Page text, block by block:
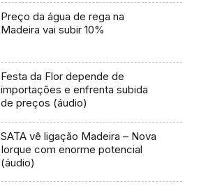
Preço da água de rega na
Madeira vai subir 10%
Festa da Flor depende de
importações e enfrenta subida
de preços (áudio)
SATA vê ligação Madeira – Nova
Iorque com enorme potencial
(áudio)